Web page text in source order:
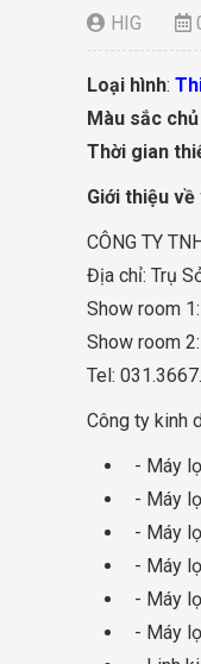
HIG
Loại hình:
Màu sắc
Thời gian
Giới thiệu
CÔNG TY
Địa chỉ: Trụ
Show room
Show room
Tel:
Công ty kinh
- Máy
- Máy
- Máy
- Máy
- Máy
- Máy